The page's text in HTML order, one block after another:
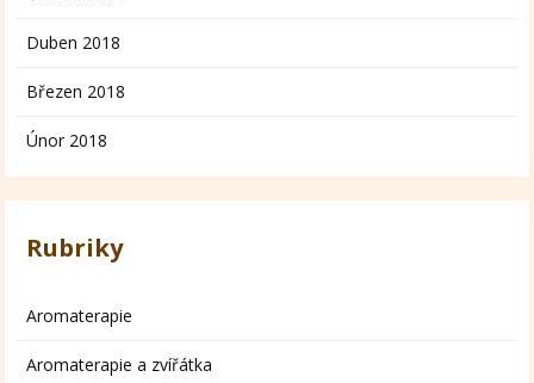
Duben 2018
Březen 2018
Únor 2018
Rubriky
Aromaterapie
Aromaterapie a zvířátka